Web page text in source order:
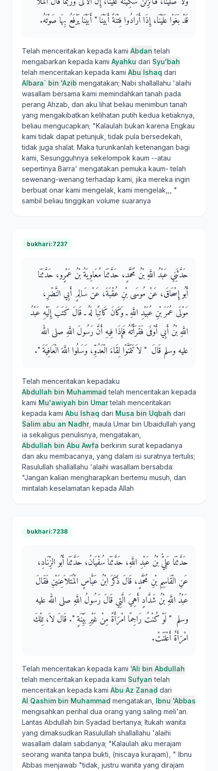
قَدْ بَغَوْا عَلَيْنَا، إِذَا أَرَادُوا فِتْنَةً أَبَيْنَا ‏"‏ أَبَيْنَا يَرْفَعُ بِهَا صَوْتَهُ‏.‏
Telah menceritakan kepada kami Abdan telah
mengabarkan kepada kami Ayahku dari Syu'bah
telah menceritakan kepada kami Abu Ishaq dari
Albara` bin 'Azib mengatakan; Nabi shallallahu 'alaihi
wasallam bersama kami memindahkan tanah pada
perang Ahzab, dan aku lihat beliau menimbun tanah
yang mengakibatkan kelihatan putih kedua ketiaknya,
beliau mengucapkan; "Kalaulah bukan karena Engkau
kami tidak dapat petunjuk, tidak pula bersedekah,
tidak juga shalat. Maka turunkanlah ketenangan bagi
kami, Sesungguhnya sekelompok kaum --atau
sepertinya Barra' mengatakan pemuka kaum- telah
sewenang-wenang terhadap kami, jika mereka ingin
berbuat onar kami mengelak, kami mengelak,,, "
sambil beliau tinggikan volume suaranya
bukhari:7237
حَدَّثَنِي عَبْدُ اللَّهِ بْنُ مُحَمَّدٍ، حَدَّثَنَا مُعَاوِيَةُ بْنُ عَمْرٍو، حَدَّثَنَا
أَبُو إِسْحَاقَ، عَنْ مُوسَى بْنِ عُقْبَةَ، عَنْ سَالِمٍ أَبِي النَّضْرِ،
مَوْلَى عُمَرَ بْنِ عُبَيْدِ اللَّهِ ـ وَكَانَ كَاتِبًا لَهُ ـ قَالَ كَتَبَ إِلَيْهِ عَبْدُ
اللَّهِ بْنُ أَبِي أَوْفَى فَقَرَأْتُهُ فَإِذَا فِيهِ أَنَّ رَسُولَ اللَّهِ صلى الله
عليه وسلم قَالَ ‏ "‏ لاَ تَتَمَنَّوْا لِقَاءَ الْعَدُوِّ، وَسَلُوا اللَّهَ الْعَافِيَةَ ‏"‏‏.‏
Telah menceritakan kepadaku
Abdullah bin Muhammad telah menceritakan kepada
kami Mu'awiyah bin Umartelah menceritakan
kepada kami Abu Ishaq dari Musa bin Uqbah dari
Salim abu an Nadhr, maula Umar bin Ubaidullah yang
ia sekaligus penulisnya, mengatakan,
Abdullah bin Abu Awfa berkirim surat kepadanya
dan aku membacanya, yang dalam isi suratnya tertulis;
Rasulullah shallallahu 'alaihi wasallam bersabda:
"Jangan kalian mengharapkan bertemu musuh, dan
mintalah keselamatan kepada Allah
bukhari:7238
حَدَّثَنَا عَلِيُّ بْنُ عَبْدِ اللَّهِ، حَدَّثَنَا سُفْيَانُ، حَدَّثَنَا أَبُو الزِّنَادِ،
عَنِ الْقَاسِمِ بْنِ مُحَمَّدٍ، قَالَ ذَكَرَ ابْنُ عَبَّاسٍ الْمُتَلاَعِنَيْنِ فَقَالَ
عَبْدُ اللَّهِ بْنُ شَدَّادٍ أَهِيَ الَّتِي قَالَ رَسُولُ اللَّهِ صلى الله عليه
وسلم ‏ "‏ لَوْ كُنْتُ رَاجِمًا امْرَأَةً مِنْ غَيْرِ بَيِّنَةٍ ‏"‏‏.‏ قَالَ لاَ، تِلْكَ
امْرَأَةٌ أَعْلَنَتْ‏.‏
Telah menceritakan kepada kami 'Ali bin Abdullah
telah menceritakan kepada kami Sufyan telah
menceritakan kepada kami Abu Az Zanad dari
Al Qashim bin Muhammad mengatakan, Ibnu 'Abbas
mengisahkan perihal dua orang yang saling meli'an.
Lantas Abdullah bin Syadad bertanya; Itukah wanita
yang dimaksudkan Rasulullah shallallahu 'alaihi
wasallam dalam sabdanya; "Kalaulah aku merajam
seorang wanita tanpa bukti, (niscaya kurajam), " Ibnu
Abbas menjawab "tidak, justru wanita yang dirajam